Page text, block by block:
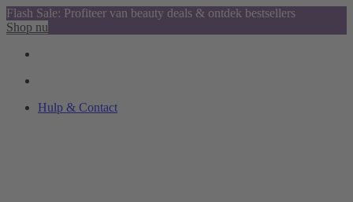
Flash Sale: Profiteer van beauty deals & ontdek bestsellers
Shop nu
Hulp & Contact